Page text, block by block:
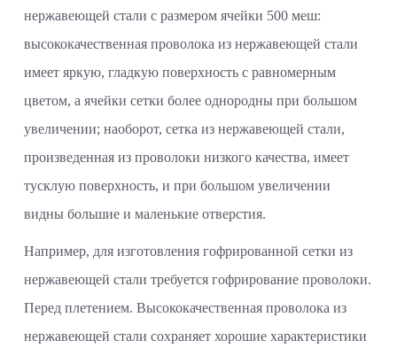
нержавеющей стали с размером ячейки 500 меш:
высококачественная проволока из нержавеющей стали
имеет яркую, гладкую поверхность с равномерным
цветом, а ячейки сетки более однородны при большом
увеличении; наоборот, сетка из нержавеющей стали,
произведенная из проволоки низкого качества, имеет
тусклую поверхность, и при большом увеличении
видны большие и маленькие отверстия.
Например, для изготовления гофрированной сетки из
нержавеющей стали требуется гофрирование проволоки.
Перед плетением. Высококачественная проволока из
нержавеющей стали сохраняет хорошие характеристики